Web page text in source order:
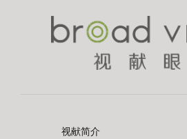
视献简介